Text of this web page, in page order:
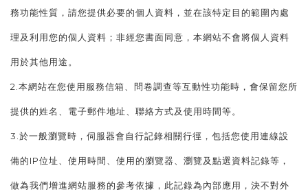
務功能性質，請您提供必要的個人資料，並在該特定目的範圍內處
理及利用您的個人資料；非經您書面同意，本網站不會將個人資料
用於其他用途。
2.本網站在您使用服務信箱、問卷調查等互動性功能時，會保留您所
提供的姓名、電子郵件地址、聯絡方式及使用時間等。
3.於一般瀏覽時，伺服器會自行記錄相關行徑，包括您使用連線設
備的IP位址、使用時間、使用的瀏覽器、瀏覽及點選資料記錄等，
做為我們增進網站服務的參考依據，此記錄為內部應用，決不對外